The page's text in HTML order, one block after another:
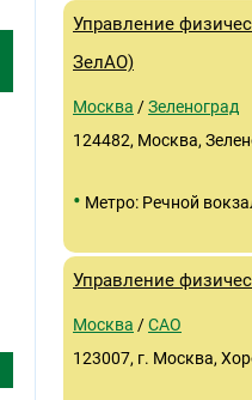
Управление
ЗелАО)
Москва /Зеленоград
124482, Москва,
• Метро: Речной
Управление
Москва /САО
123007, г. Москва,